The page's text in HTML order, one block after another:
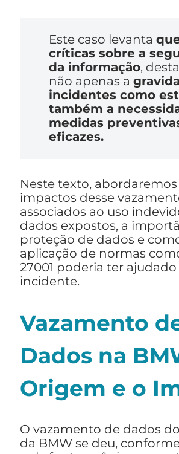
Este caso levanta
críticas sobre a
da informação,
não apenas a
incidentes como
também a
medidas
eficazes.
Neste texto, abordaremos
impactos desse
associados ao uso
dados expostos, a
proteção de dados e
aplicação de normas
27001 poderia ter
incidente.
Vazamento
Dados na
Origem e o
O vazamento de dados
da BMW se deu,